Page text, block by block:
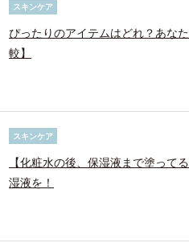
スキンケア
ぴったりのアイテムはどれ？あな
較】
スキンケア
【化粧水の後、保湿液まで塗って
湿液を！